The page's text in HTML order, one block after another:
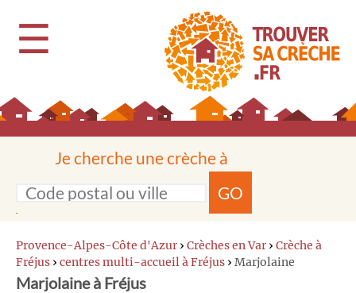
☰
Je cherche une crèche à
GO
Provence-Alpes-Côte d'Azur › Crèches en Var › Crèche à
Fréjus › centres multi-accueil à Fréjus › Marjolaine
Marjolaine à Fréjus